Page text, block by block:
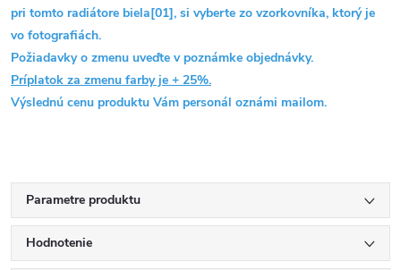
pri tomto radiátore biela[01], si vyberte zo vzorkovníka, ktorý je
vo fotografiách.
Požiadavky o zmenu uveďte v poznámke objednávky.
Príplatok za zmenu farby je + 25%.
Výslednú cenu produktu Vám personál oznámi mailom.
Parametre produktu
Hodnotenie